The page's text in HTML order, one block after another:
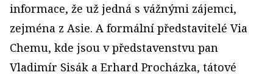
informace, že už jedná s vážnými zájemci,
zejména z Asie. A formální představitelé Via
Chemu, kde jsou v představenstvu pan
Vladimír Sisák a Erhard Procházka, tátové